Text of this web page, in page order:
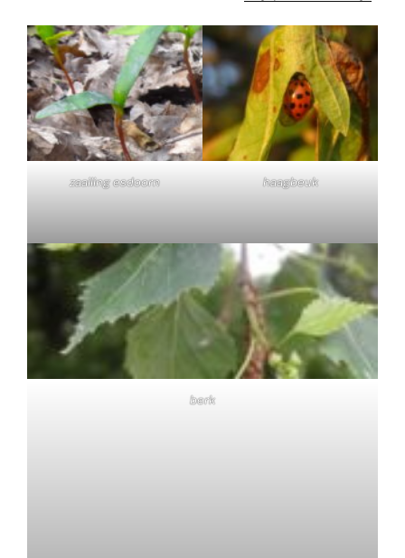
zaailing esdoorn haagbeuk
berk